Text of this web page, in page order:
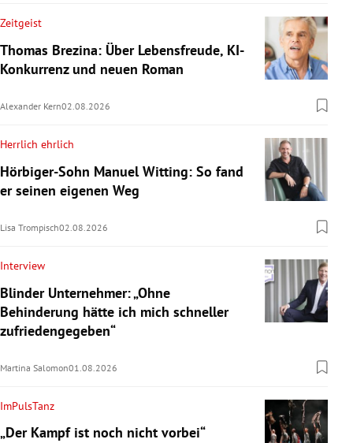
Zeitgeist
Thomas Brezina: Über Lebensfreude, KI-
Konkurrenz und neuen Roman
Alexander Kern02.08.2026
Herrlich ehrlich
Hörbiger-Sohn Manuel Witting: So fand
er seinen eigenen Weg
Lisa Trompisch02.08.2026
Interview
Blinder Unternehmer: „Ohne
Behinderung hätte ich mich schneller
zufriedengegeben“
Martina Salomon01.08.2026
ImPulsTanz
„Der Kampf ist noch nicht vorbei“